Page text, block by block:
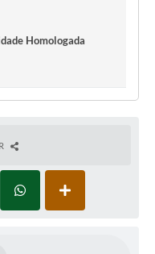
Homologada